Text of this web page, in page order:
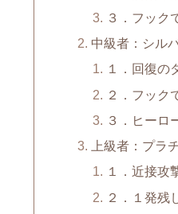
３．フック
中級者：シル
１．回復の
２．フック
３．ヒーロ
上級者：プラ
１．近接攻
２．１発残